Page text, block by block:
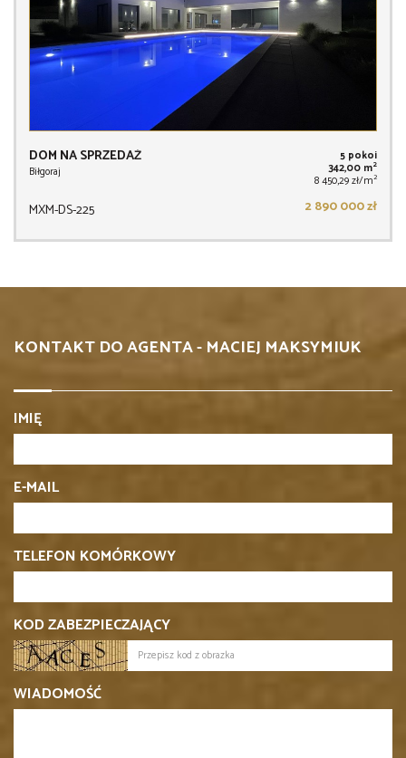
DOM NA SPRZEDAŻ
Biłgoraj
5 pokoi
342,00 m2
8 450,29 zł/m2
MXM-DS-225 2 890 000 zł
KONTAKT DO AGENTA - MACIEJ MAKSYMIUK
IMIĘ
E-MAIL
TELEFON KOMÓRKOWY
KOD ZABEZPIECZAJĄCY
WIADOMOŚĆ